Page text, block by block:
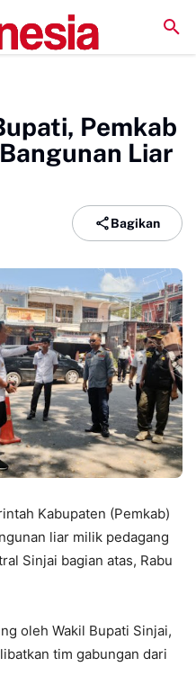
Pariwisata
Pemkab
Liar
Bagikan
Kabupaten (Pemkab)
liar milik pedagang
Sinjai bagian atas, Rabu
oleh Wakil Bupati Sinjai,
tim gabungan dari